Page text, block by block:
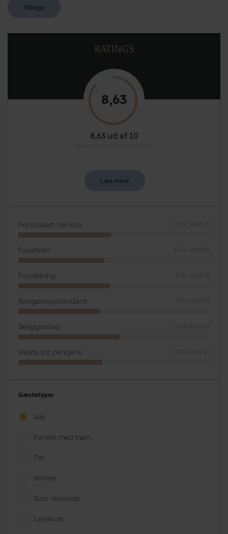
Tilbage
RATINGS
8,63
8,63 ud af 10
Baseret på 139 anmeldelser
Læs mere
Personalet/service 8,92 ud af 10
Faciliteter 8,26 ud af 10
Forplejning 8,81 ud af 10
Rengøringsstandard 7,90 ud af 10
Beliggenhed 9,68 ud af 10
Valuta for pengene 8,02 ud af 10
Gæstetyper
Alle
Familie med børn
Par
Venner
Solo-rejsende
Lejrskole